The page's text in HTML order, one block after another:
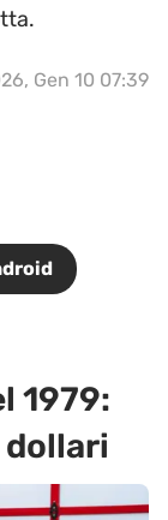
Gen 10 07:39
1979:
dollari